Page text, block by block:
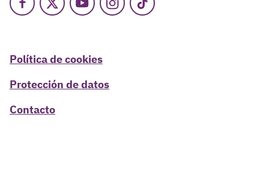
Facebook
X YoutubeInstagram
TikTok
Política de cookies
Protección de datos
Contacto